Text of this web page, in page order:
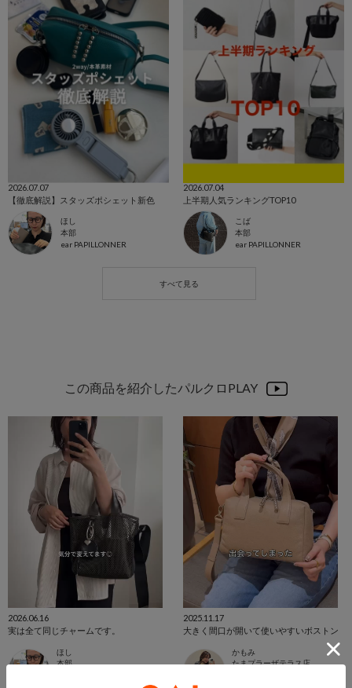
2026.07.07
【徹底解説】スタッズポシェット新色
ほし
本部
ear PAPILLONNER
2026.07.04
上半期人気ランキングTOP10
こば
本部
ear PAPILLONNER
この商品を紹介したパルクロPLAY
2026.06.16
実は全て同じチャームです。
ほし
本部
2025.11.17
大きく間口が開いて使いやすいボストン
かもみ
たまプラーザテラス店